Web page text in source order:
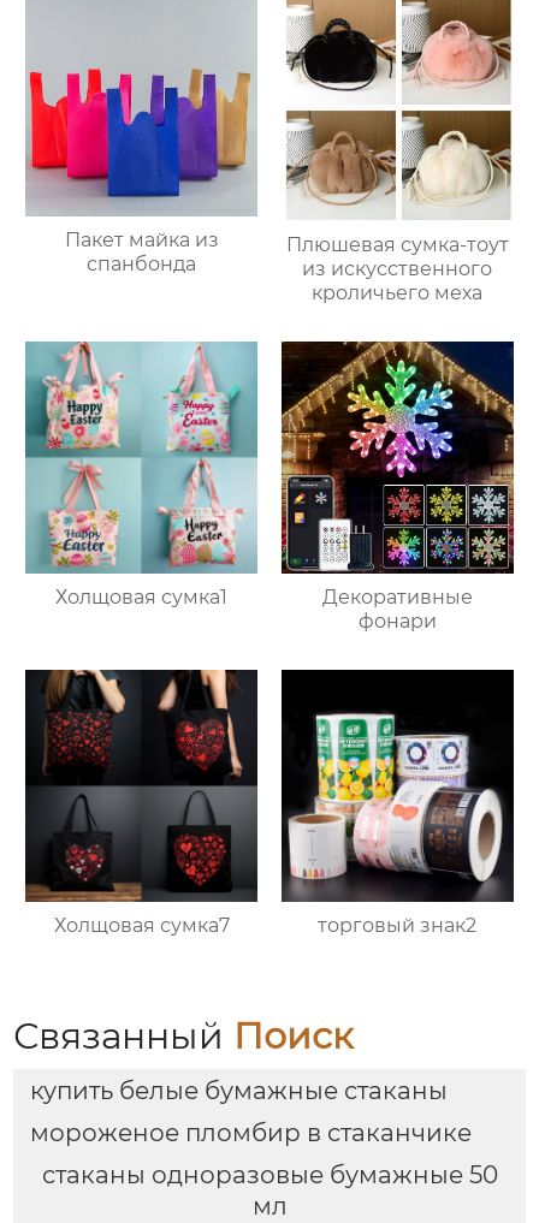
Пакет майка из
спанбонда
Плюшевая сумка-тоут
из искусственного
кроличьего меха
Холщовая сумка1
Декоративные
фонари
Холщовая сумка7 торговый знак2
Связанный Поиск
купить белые бумажные стаканы
мороженое пломбир в стаканчике
стаканы одноразовые бумажные 50
мл